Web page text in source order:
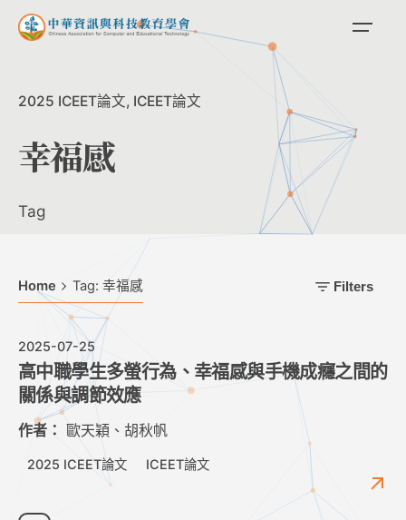
Skip
2025 ICEET論文 ICEET論文
幸福感
Tag
Home Tag: 幸福感 Filters
2025-07-25
高中職學生多螢行為、幸福感與手機成癮之間的
關係與調節效應
作者： 歐天穎、胡秋帆
2025 ICEET論文 ICEET論文